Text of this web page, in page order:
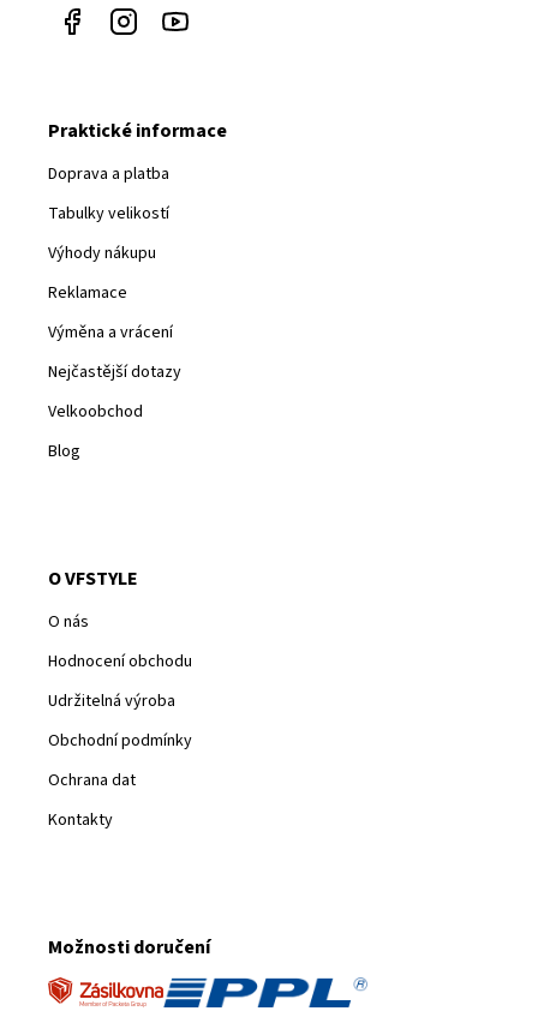
Praktické informace
Doprava a platba
Tabulky velikostí
Výhody nákupu
Reklamace
Výměna a vrácení
Nejčastější dotazy
Velkoobchod
Blog
O VFSTYLE
O nás
Hodnocení obchodu
Udržitelná výroba
Obchodní podmínky
Ochrana dat
Kontakty
Možnosti doručení